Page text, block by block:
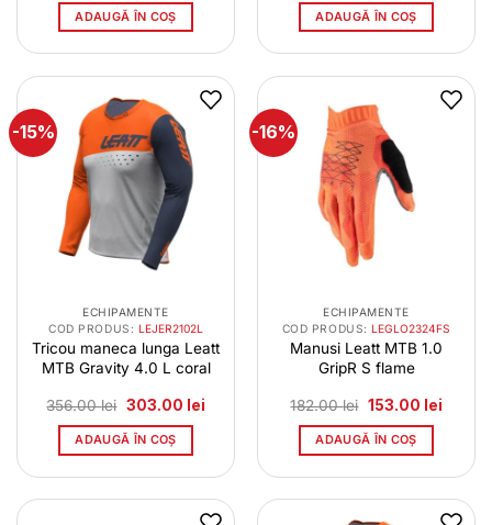
a
fost:
ADAUGĂ ÎN COȘ
a
fost:
ADAUGĂ ÎN COȘ
-15%
ECHIPAMENTE
COD PRODUS: LEJER2102L
Tricou maneca lunga Leatt
MTB Gravity 4.0 L coral
356.00lei Prețul
a
fost:
356.00 lei.
303.00 leiPrețul
ADAUGĂ ÎN COȘ
-16%
ECHIPAMENTE
COD PRODUS:LEGLO2324FS
Manusi Leatt MTB 1.0
GripR S flame
182.00lei Prețul
a
fost:
182.00 lei.
153.00 leiPrețul
ADAUGĂ ÎN COȘ